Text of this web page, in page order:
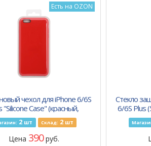
Есть на OZON
чехол для iPhone 6/6S
"Silicone Case" (красный,
блистер) 14
2 шт Склад: 2шт
Цена 390руб.
Стекло
6/6S Plus
2.5D,